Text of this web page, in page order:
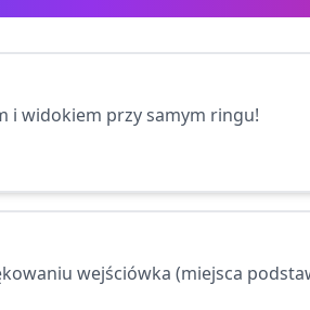
i widokiem przy samym ringu!
wejściówka (miejsca